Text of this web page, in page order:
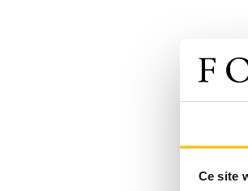
Ce site